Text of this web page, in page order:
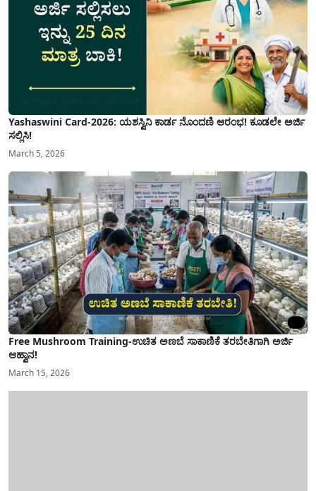
Yashaswini Card-2026: ಯಶಸ್ವಿನಿ ಕಾರ್ಡ ನೊಂದಣಿ ಆರಂಭ! ಕೂಡಲೇ ಅರ್ಜಿ
ಸಲ್ಲಿಸಿ!
March 5, 2026
Free Mushroom Training-ಉಚಿತ ಅಣಬೆ ಸಾಕಾಣಿಕೆ ತರಬೇತಿಗಾಗಿ ಅರ್ಜಿ
ಆಹ್ವಾನ!
March 15, 2026